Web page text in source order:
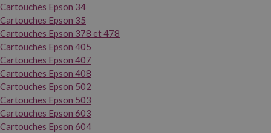
Cartouches Epson 34
Cartouches Epson 35
Cartouches Epson 378 et 478
Cartouches Epson 405
Cartouches Epson 407
Cartouches Epson 408
Cartouches Epson 502
Cartouches Epson 503
Cartouches Epson 603
Cartouches Epson 604